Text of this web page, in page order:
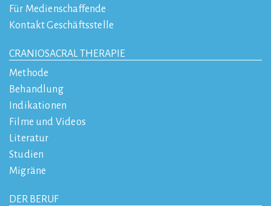
Für Medienschaffende
Kontakt Geschäftsstelle
CRANIOSACRAL THERAPIE
Methode
Behandlung
Indikationen
Filme und Videos
Literatur
Studien
Migräne
DER BERUF